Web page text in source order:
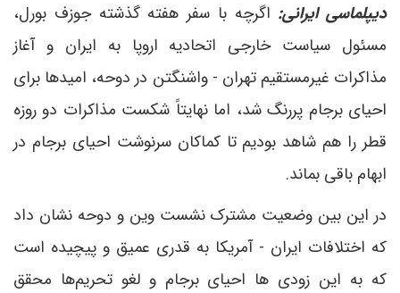
دیپلماسی ایرانی: اگرچه با سفر هفته گذشته جوزف بورل،
مسئول سیاست خارجی اتحادیه اروپا به ایران و آغاز
مذاکرات غیرمستقیم تهران - واشنگتن در دوحه، امیدها برای
احیای برجام پررنگ شد، اما نهایتاً شکست مذاکرات دو روزه
قطر را هم شاهد بودیم تا کماکان سرنوشت احیای برجام در
ابهام باقی بماند.
در این بین وضعیت مشترک نشست وین و دوحه نشان داد
که اختلافات ایران - آمریکا به قدری عمیق و پیچیده است
که به این زودی ها احیای برجام و لغو تحریم‌ها محقق